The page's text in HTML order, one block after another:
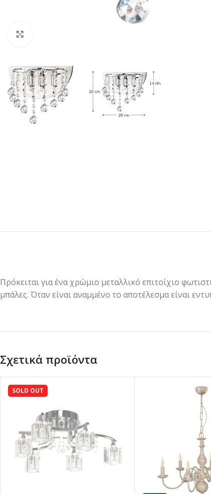
Πρόκειται για ένα χρώμιο μεταλλικό επιτοίχιο
μπάλες. Όταν είναι αναμμένο το αποτέλεσμα είναι
Σχετικά προϊόντα
SOLD OUT